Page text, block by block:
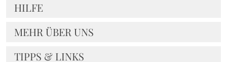
HILFE
MEHR ÜBER UNS
TIPPS & LINKS